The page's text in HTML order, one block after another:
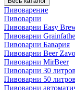
Пивоварение
Пивоварни
Пивоварни Easy
Пивоварни
Пивоварни Бавария
Пивоварни Beer
Пивоварни MirBeer
Пивоварни 30 литров
Пивоварни 50 литров
Пивоварни